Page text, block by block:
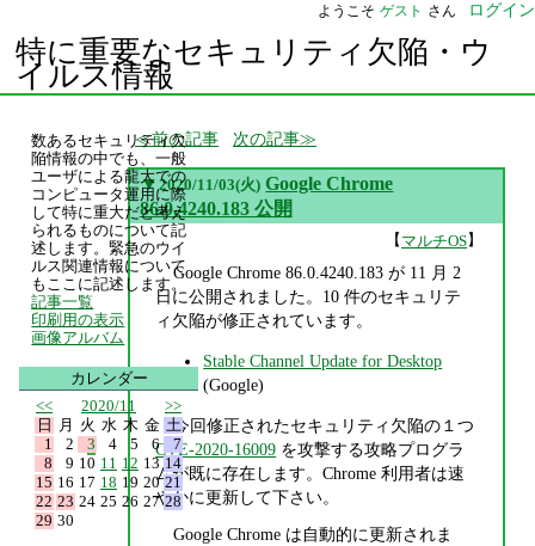
ようこそ ゲスト さん ログイン
特に重要なセキュリティ欠陥・ウ
イルス情報
前の記事 次の記事
▼ 2020/11/03(火) Google Chrome
86.0.4240.183 公開
【マルチOS】
Google Chrome 86.0.4240.183 が 11 月 2
日に公開されました。10 件のセキュリテ
ィ欠陥が修正されています。
Stable Channel Update for Desktop
(Google)
今回修正されたセキュリティ欠陥の１つ
CVE-2020-16009 を攻撃する攻略プログラ
ムが既に存在します。Chrome 利用者は速
やかに更新して下さい。
Google Chrome は自動的に更新されま
数あるセキュリティ欠
陥情報の中でも、一般
ユーザによる龍大での
コンピュータ運用に際
して特に重大だと考え
られるものについて記
述します。緊急のウイ
ルス関連情報について
もここに記述します。
記事一覧
印刷用の表示
画像アルバム
カレンダー
<<
2020/11
>>
日
月 火 水 木 金 土
1
2 3 4 5 6
7
8
9 10 11 12 13 14
15 16 17 18 19 20 21
22 23 24 25 26 27 28
29 30